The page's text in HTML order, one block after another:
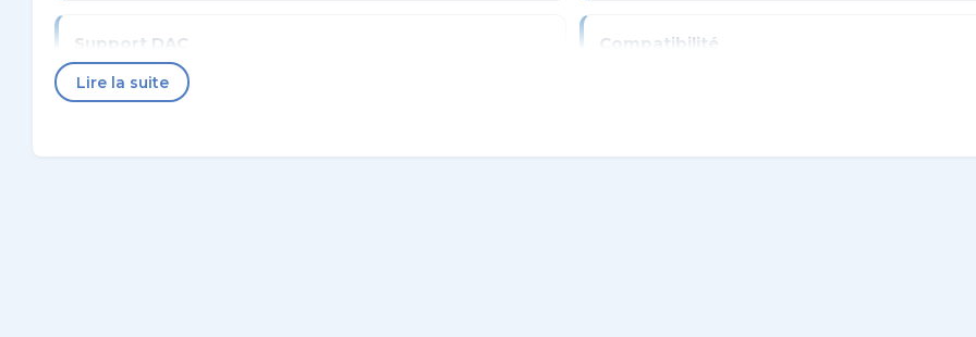
Support DAC
Stéréo HiFi
Compatibilité
Lire la suite